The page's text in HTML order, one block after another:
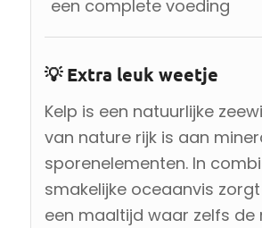
een complete voeding
💡 Extra leuk weetje
Kelp is een natuurlijke
van nature rijk is aan
sporenelementen. In
smakelijke oceaanvis
een maaltijd waar zelfs de